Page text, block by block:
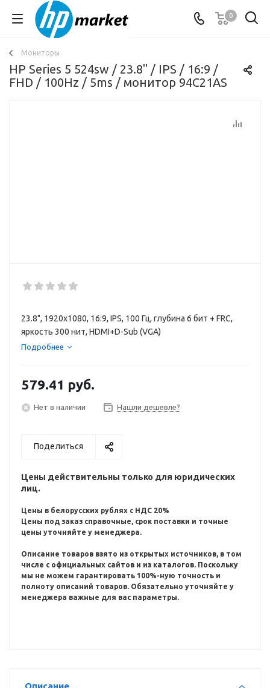
0
Мониторы
HP Series 5 524sw / 23.8" / IPS / 16:9 /
FHD / 100Hz / 5ms / монитор 94C21AS
23.8", 1920x1080, 16:9, IPS, 100 Гц, глубина 6 бит + FRC,
яркость 300 нит, HDMI+D-Sub (VGA)
Подробнее
579.41 руб.
Нет в наличии Нашли дешевле?
Поделиться
Цены действительны только для юридических
лиц.
Цены в белорусских рублях с НДС 20%
Цены под заказ справочные, срок поставки и точные
цены уточняйте у менеджера.
Описание товаров взято из открытых источников, в том
числе с официальных сайтов и из каталогов. Поскольку
мы не можем гарантировать 100%-ную точность и
полноту описаний товаров. Обязательно уточняйте у
менеджера важные для вас параметры.
Описание